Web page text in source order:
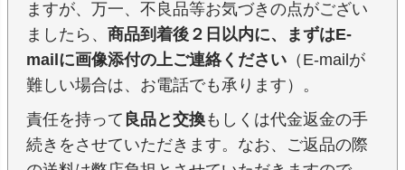
ますが、万一、不良品等お気づきの点がござい
ましたら、 商品到着後２日以内に、まずはE-
mailに画像添付の上ご連絡ください （E-mailが
難しい場合は、お電話でも承ります）。
責任を持って 良品と交換もしくは代金返金の手
続きをさせていただきます。なお、ご返品の際